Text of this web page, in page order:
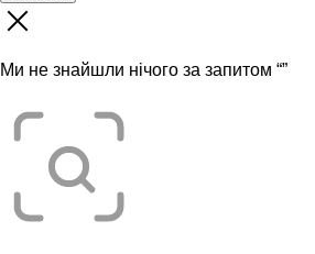
Ми не знайшли нічого за запитом “”